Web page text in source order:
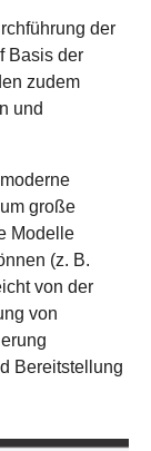
der
Basis der
zudem
und
große
Modelle
(z. B.
von der
von
Bereitstellung